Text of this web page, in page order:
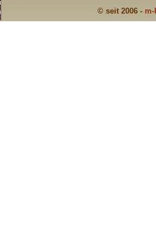
© seit 2006 -